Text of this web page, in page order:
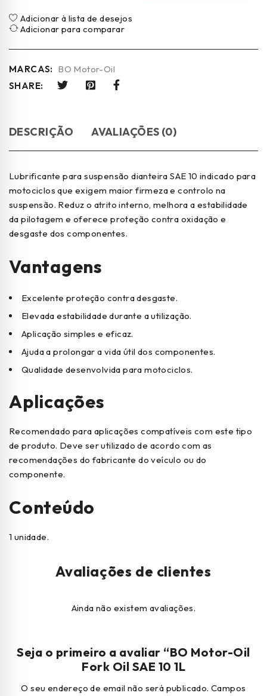
Adicionar à lista de desejos
Adicionar para comparar
MARCAS: BO Motor-Oil
SHARE:
DESCRIÇÃO AVALIAÇÕES (0)
Lubrificante para suspensão dianteira SAE 10 indicado para
motociclos que exigem maior firmeza e controlo na
suspensão. Reduz o atrito interno, melhora a estabilidade
da pilotagem e oferece proteção contra oxidação e
desgaste dos componentes.
Vantagens
Excelente proteção contra desgaste.
Elevada estabilidade durante a utilização.
Aplicação simples e eficaz.
Ajuda a prolongar a vida útil dos componentes.
Qualidade desenvolvida para motociclos.
Aplicações
Recomendado para aplicações compatíveis com este tipo
de produto. Deve ser utilizado de acordo com as
recomendações do fabricante do veículo ou do
componente.
Conteúdo
1 unidade.
Avaliações de clientes
Ainda não existem avaliações.
Seja o primeiro a avaliar “BO Motor-Oil
Fork Oil SAE 10 1L
O seu endereço de email não será publicado. Campos